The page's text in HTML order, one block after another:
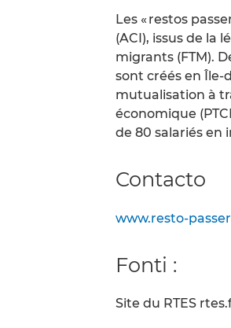
Les « restos
(ACI), issus de la
migrants (FTM).
sont créés en Île-
mutualisation à
économique
de 80 salariés en
Contacto
www.resto-
Fonti :
Site du RTES